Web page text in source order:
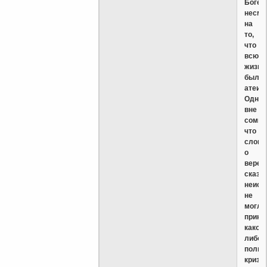
Боге,
на
то,
что
всю
жизнь
был
вне
что
слова
о
вере,
не
могли
какой-
либо